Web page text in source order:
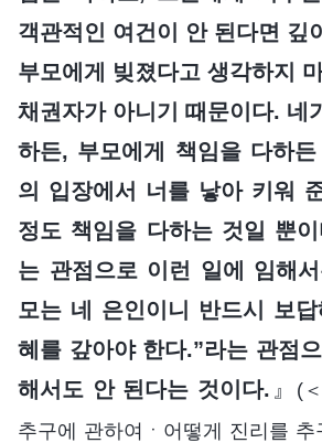
객관적인 여건이 안 된다면 깊
부모에게 빚졌다고 생각하지
채권자가 아니기 때문이다. 네
하든, 부모에게 책임을 다하
의 입장에서 너를 낳아 키워
정도 책임을 다하는 것일 뿐
는 관점으로 이런 일에 임해
모는 네 은인이니 반드시 보
혜를 갚아야 한다.”라는 관점
해서도 안 된다는 것이다. 』
(
추구에 관하여ㆍ어떻게 진리를 추